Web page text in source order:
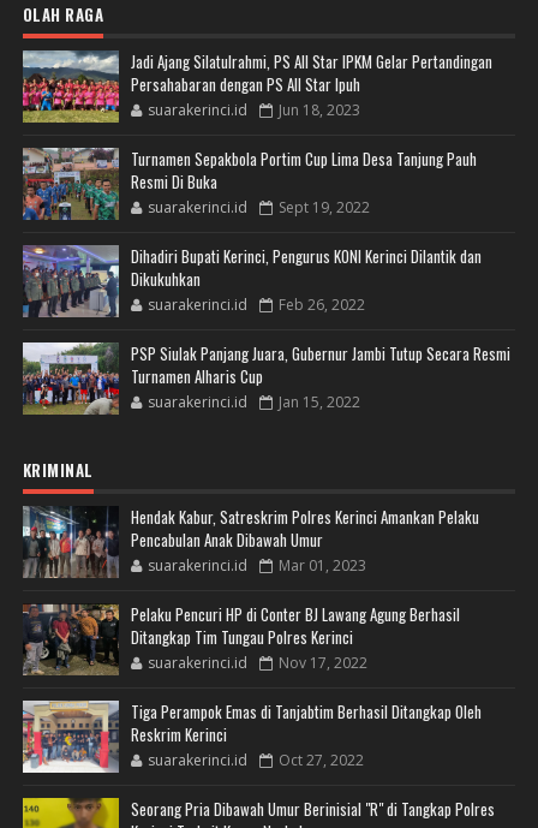
OLAH RAGA
Jadi Ajang Silatulrahmi, PS All Star IPKM Gelar Pertandingan
Persahabaran dengan PS All Star Ipuh
suarakerinci.id Jun 18, 2023
Turnamen Sepakbola Portim Cup Lima Desa Tanjung Pauh
Resmi Di Buka
suarakerinci.id Sept 19, 2022
Dihadiri Bupati Kerinci, Pengurus KONI Kerinci Dilantik dan
Dikukuhkan
suarakerinci.id Feb 26, 2022
PSP Siulak Panjang Juara, Gubernur Jambi Tutup Secara Resmi
Turnamen Alharis Cup
suarakerinci.id Jan 15, 2022
KRIMINAL
Hendak Kabur, Satreskrim Polres Kerinci Amankan Pelaku
Pencabulan Anak Dibawah Umur
suarakerinci.id Mar 01, 2023
Pelaku Pencuri HP di Conter BJ Lawang Agung Berhasil
Ditangkap Tim Tungau Polres Kerinci
suarakerinci.id Nov 17, 2022
Tiga Perampok Emas di Tanjabtim Berhasil Ditangkap Oleh
Reskrim Kerinci
suarakerinci.id Oct 27, 2022
Seorang Pria Dibawah Umur Berinisial "R" di Tangkap Polres